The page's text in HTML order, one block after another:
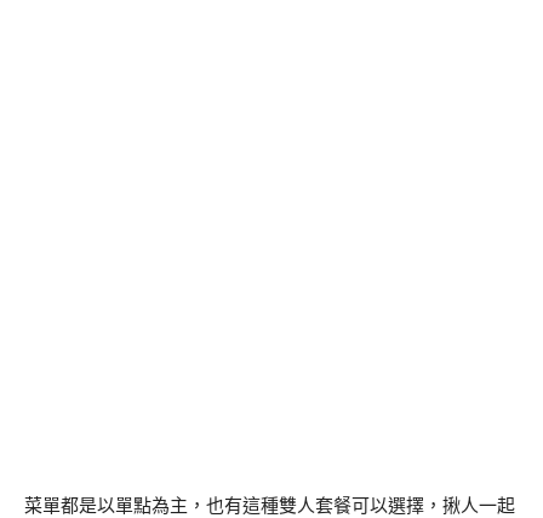
菜單都是以單點為主，也有這種雙人套餐可以選擇，揪人一起